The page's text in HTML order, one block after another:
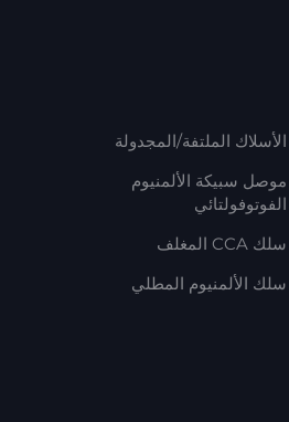
الأسلاك الملتفة/المجدولة
موصل سبيكة الألمنيوم
الفوتوفولتائي
سلك CCA المغلف
سلك الألمنيوم المطلي